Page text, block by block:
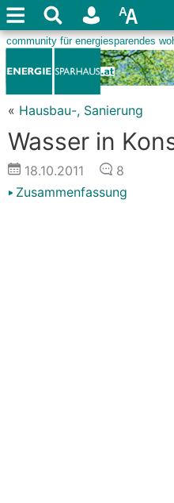
« Hausbau-, Sanierung
Wasser in
18.10.2011
8
Zusammenfassung